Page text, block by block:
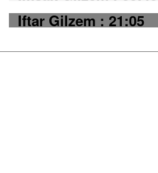
Iftar Gilzem : 21:05